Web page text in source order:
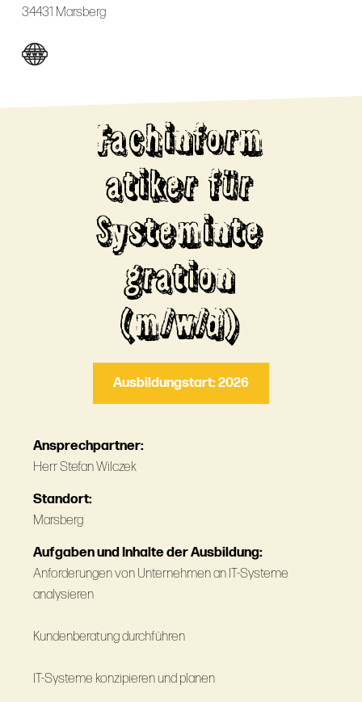
34431 Marsberg
Fachinform
atiker für
Systeminte
gration
(m/w/d)
Ausbildungstart: 2026
Ansprechpartner:
Herr Stefan Wilczek
Standort:
Marsberg
Aufgaben und Inhalte der Ausbildung:
Anforderungen von Unternehmen an IT-Systeme
analysieren
Kundenberatung durchführen
IT-Systeme konzipieren und planen